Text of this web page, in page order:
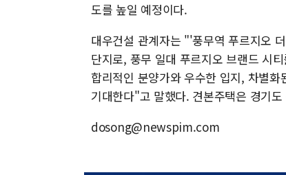
도를 높일 예정이다.
대우건설 관계자는 "'풍무역 푸르지오
단지로, 풍무 일대 푸르지오 브랜드 시
합리적인 분양가와 우수한 입지, 차별
기대한다"고 말했다. 견본주택은 경기
dosong@newspim.com